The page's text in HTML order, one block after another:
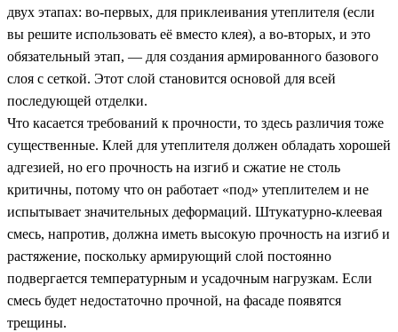
двух этапах: во-первых, для приклеивания утеплителя (если
вы решите использовать её вместо клея), а во-вторых, и это
обязательный этап, — для создания армированного базового
слоя с сеткой. Этот слой становится основой для всей
последующей отделки.
Что касается требований к прочности, то здесь различия тоже
существенные. Клей для утеплителя должен обладать хорошей
адгезией, но его прочность на изгиб и сжатие не столь
критичны, потому что он работает «под» утеплителем и не
испытывает значительных деформаций. Штукатурно-клеевая
смесь, напротив, должна иметь высокую прочность на изгиб и
растяжение, поскольку армирующий слой постоянно
подвергается температурным и усадочным нагрузкам. Если
смесь будет недостаточно прочной, на фасаде появятся
трещины.